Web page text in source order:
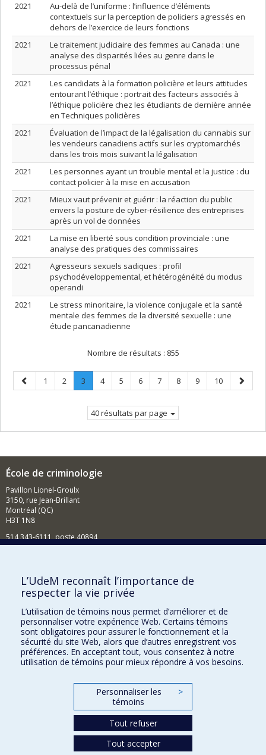
2021
Au-delà de l’uniforme : l’influence d’éléments
contextuels sur la perception de policiers agressés en
dehors de l’exercice de leurs fonctions
2021
Le traitement judiciaire des femmes au Canada : une
analyse des disparités liées au genre dans le
processus pénal
2021
Les candidats à la formation policière et leurs attitudes
entourant l’éthique : portrait des facteurs associés à
l’éthique policière chez les étudiants de dernière année
en Techniques policières
2021
Évaluation de l’impact de la légalisation du cannabis sur
les vendeurs canadiens actifs sur les cryptomarchés
dans les trois mois suivant la légalisation
2021
Les personnes ayant un trouble mental et la justice : du
contact policier à la mise en accusation
2021
Mieux vaut prévenir et guérir : la réaction du public
envers la posture de cyber-résilience des entreprises
après un vol de données
2021
La mise en liberté sous condition provinciale : une
analyse des pratiques des commissaires
2021
Agresseurs sexuels sadiques : profil
psychodéveloppemental, et hétérogénéité du modus
operandi
2021
Le stress minoritaire, la violence conjugale et la santé
mentale des femmes de la diversité sexuelle : une
étude pancanadienne
Nombre de résultats : 855
Page
précédente
Page
1 Page
2 Page
3
Page
Page
4 Page
5 Page
6 Page
7 Page
8 Page
9 Page
10
Page
40 résultats par page
École de criminologie
Pavillon Lionel-Groulx
3150, rue Jean-Brillant
Montréal (QC)
H3T 1N8
514 343-6111, poste 40894
Comment soutenir l'École?
BESOIN D'AIDE?
Plan du site
Signaler une erreur
Accessibilité
FACULTÉ DES ARTS ET DES SCIENCES
Nos départements et écoles
L’UdeM reconnaît l’importance de
respecter la vie privée
L’utilisation de témoins nous permet d’améliorer et de
personnaliser votre expérience Web. Certains témoins
sont obligatoires pour assurer le fonctionnement et la
sécurité du site Web, alors que d’autres enregistrent vos
préférences. En acceptant tout, vous consentez à notre
utilisation de témoins pour mieux répondre à vos besoins.
Personnaliser les
témoins
>
Tout refuser
Tout accepter